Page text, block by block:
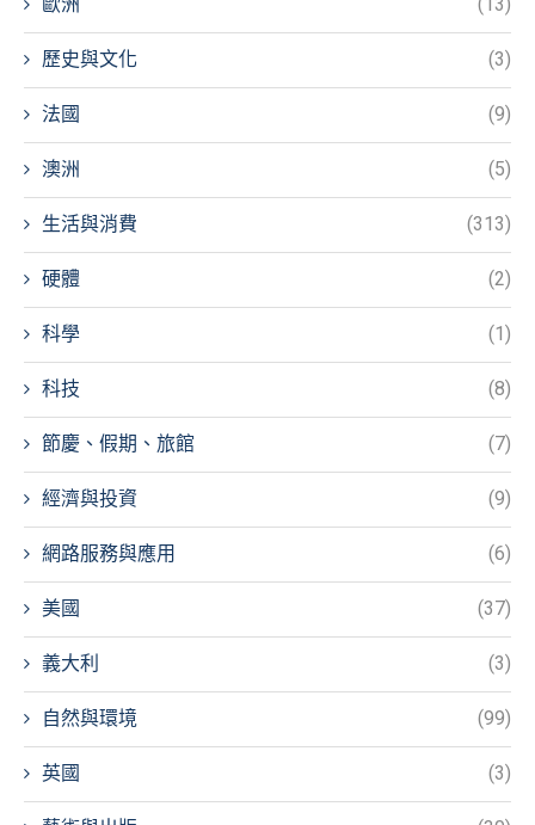
歷史與文化 (3)
法國 (9)
澳洲 (5)
生活與消費 (313)
硬體 (2)
科學 (1)
科技 (8)
節慶、假期、旅館 (7)
經濟與投資 (9)
網路服務與應用 (6)
美國 (37)
義大利 (3)
自然與環境 (99)
英國 (3)